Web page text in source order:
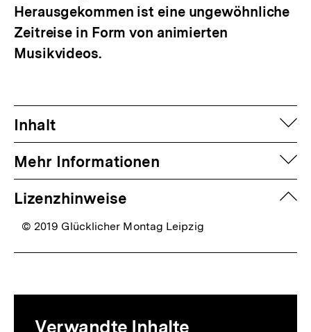
Herausgekommen ist eine ungewöhnliche
Zeitreise in Form von animierten
Musikvideos.
Inhalt
Mehr Informationen
Lizenzhinweise
© 2019 Glücklicher Montag Leipzig
Verwandte Inhalte